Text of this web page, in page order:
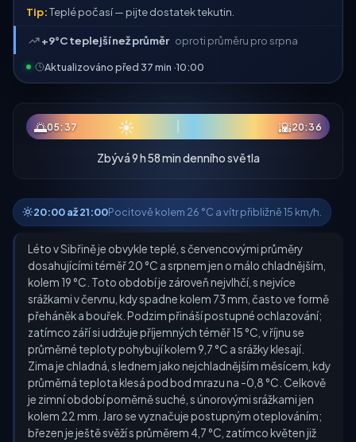
Tip:Teplé počasí — pijte dostatek tekutin.
+9°C teplejší než průměr oproti průměru pro srpna
Aktualizováno před 37 min ·10:00
🌅05:37 ☀ 🌇20:36
Zbývá 9 h 58 min denního světla
20:00 až 21:00Pocitově kolem 26 °C a vítr přibližně 15 km/h.
Léto v Sibřině je obvykle teplé, s červencovými průměry
dosahujícími téměř 20 °C a srpnem jen o málo chladnějším,
kolem 19 °C. Toto období je zároveň nejvlhčí, s nejvíce
srážkami v červnu, kdy spadne kolem 73 mm, často ve formě
přeháněk a bouřek. Podzim přináší postupné ochlazování;
zatímco září si udržuje příjemných téměř 15 °C, v říjnu se
průměrné teploty pohybují kolem 9,7 °C a srážky klesají.
Zima je chladná, s lednem jako nejchladnějším měsícem, kdy
průměrná teplota klesá pod bod mrazu na -0,8 °C. Celkově
je zimní období poměrně suché, s únorovými srážkami jen
kolem 22 mm. Jaro se vyznačuje postupným oteplováním;
březen je ještě svěží s průměrem 4,7 °C, zatímco květen již